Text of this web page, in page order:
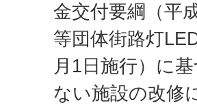
金交付要綱（平
等団体街路灯
月1日施行）に
ない施設の改修